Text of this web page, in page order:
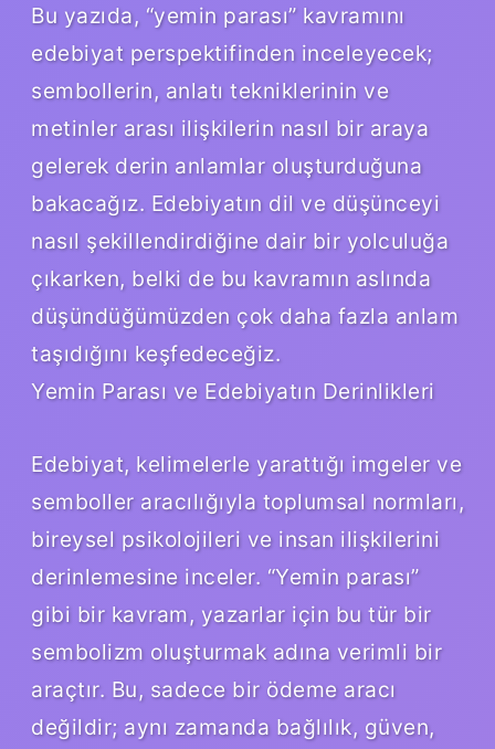
Bu yazıda, “yemin parası” kavramını
edebiyat perspektifinden inceleyecek;
sembollerin, anlatı tekniklerinin ve
metinler arası ilişkilerin nasıl bir araya
gelerek derin anlamlar oluşturduğuna
bakacağız. Edebiyatın dil ve düşünceyi
nasıl şekillendirdiğine dair bir yolculuğa
çıkarken, belki de bu kavramın aslında
düşündüğümüzden çok daha fazla anlam
taşıdığını keşfedeceğiz.
Yemin Parası ve Edebiyatın Derinlikleri
Edebiyat, kelimelerle yarattığı imgeler ve
semboller aracılığıyla toplumsal normları,
bireysel psikolojileri ve insan ilişkilerini
derinlemesine inceler. “Yemin parası”
gibi bir kavram, yazarlar için bu tür bir
sembolizm oluşturmak adına verimli bir
araçtır. Bu, sadece bir ödeme aracı
değildir; aynı zamanda bağlılık, güven,